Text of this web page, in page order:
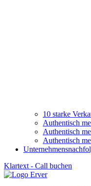
10 starke
Authentisch
Authentisch
Authentisch
Klartext - Call buchen